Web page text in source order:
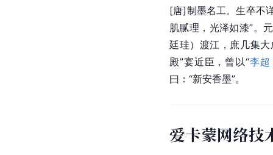
[唐]制墨名工。生卒不
肌腻理，光泽如漆”。元
廷珪）渡江，庶几集大
殿”宴近臣，曾以“李超
曰：“新安香墨”。
爱卡蒙网络技